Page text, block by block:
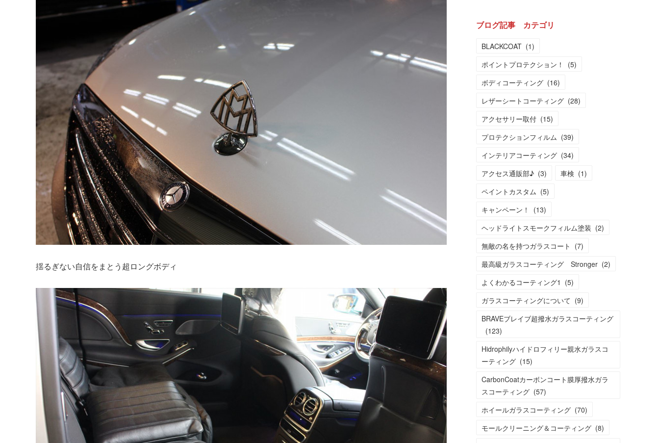
揺るぎない自信をまとう超ロングボディ
ブログ記事 カテゴリ
BLACKCOAT (1)
ポイントプロテクション！
(5)
ボディコーティング (16)
レザーシートコーティング (28)
アクセサリー取付 (15)
プロテクションフィルム (39)
インテリアコーティング (34)
アクセス通販部♪ (3) 車検 (1)
ペイントカスタム (5)
キャンペーン！
(13)
ヘッドライトスモークフィルム塗装 (2)
無敵の名を持つガラスコート (7)
最高級ガラスコーティング Stronger (2)
よくわかるコーティング1 (5)
ガラスコーティングについて (9)
BRAVEブレイブ超撥水ガラスコーティング
(123)
Hidrophilyハイドロフィリー親水ガラスコ
ーティング (15)
CarbonCoatカーボンコート膜厚撥水ガラ
スコーティング (57)
ホイールガラスコーティング (70)
モールクリーニング＆コーティング (8)